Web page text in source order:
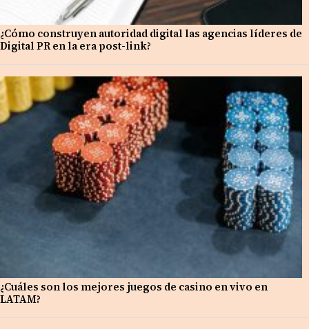
¿Cómo construyen autoridad digital las agencias líderes de
Digital PR en la era post-link?
¿Cuáles son los mejores juegos de casino en vivo en
LATAM?